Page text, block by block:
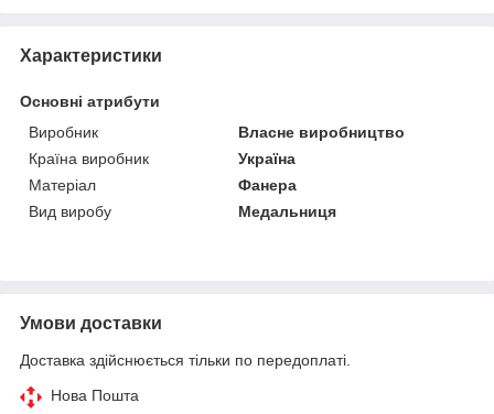
Характеристики
Основні атрибути
Виробник
Власне виробництво
Країна виробник
Україна
Матеріал
Фанера
Вид виробу
Медальниця
Умови доставки
Доставка здійснюється тільки по передоплаті.
Нова Пошта